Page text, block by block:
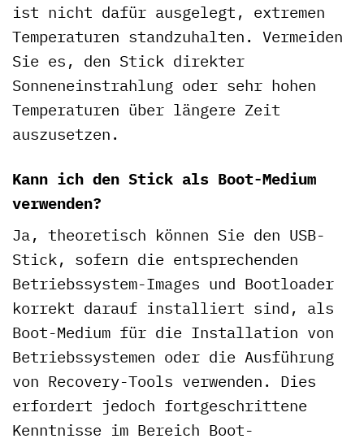
ist nicht dafür ausgelegt, extremen
Temperaturen standzuhalten. Vermeiden
Sie es, den Stick direkter
Sonneneinstrahlung oder sehr hohen
Temperaturen über längere Zeit
auszusetzen.
Kann ich den Stick als Boot-Medium
verwenden?
Ja, theoretisch können Sie den USB-
Stick, sofern die entsprechenden
Betriebssystem-Images und Bootloader
korrekt darauf installiert sind, als
Boot-Medium für die Installation von
Betriebssystemen oder die Ausführung
von Recovery-Tools verwenden. Dies
erfordert jedoch fortgeschrittene
Kenntnisse im Bereich Boot-